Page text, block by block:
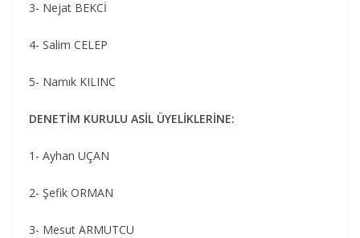
3- Nejat BEKCİ
4- Salim CELEP
5- Namık KILINC
DENETİM KURULU ASİL ÜYELİKLERİNE:
1- Ayhan UÇAN
2- Şefik ORMAN
3- Mesut ARMUTCU